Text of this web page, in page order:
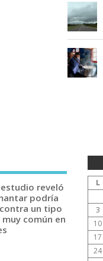
reveló
podría
un tipo
común en
L
3
10
17
24